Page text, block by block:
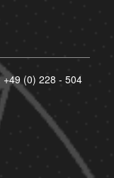
+49 (0) 228 - 504